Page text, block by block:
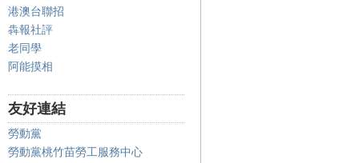
港澳台聯招
犇報社評
老同學
阿能摸相
友好連結
勞動黨
勞動黨桃竹苗勞工服務中心